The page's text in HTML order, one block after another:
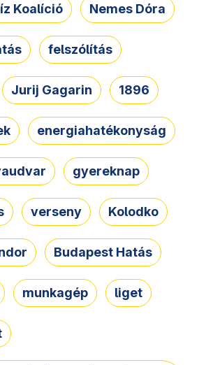
Koalíció Nemes Dóra
felszólítás
Jurij Gagarin 1896
energiahatékonyság
gyereknap
verseny Kolodko
Budapest Hatás
munkagép liget